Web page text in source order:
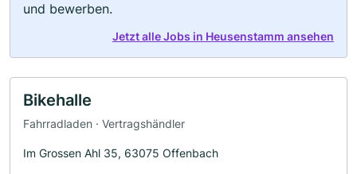
und bewerben.
Jetzt alle Jobs in Heusenstamm ansehen
Bikehalle
Fahrradladen · Vertragshändler
Im Grossen Ahl 35, 63075 Offenbach